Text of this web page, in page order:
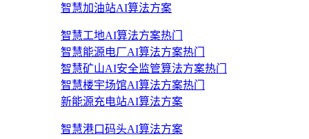
智慧加油站AI算法方案
智慧工地AI算法方案热门
智慧能源电厂AI算法方案热门
智慧矿山AI安全监管算法方案热门
智慧楼宇场馆AI算法方案热门
新能源充电站AI算法方案
智慧港口码头AI算法方案